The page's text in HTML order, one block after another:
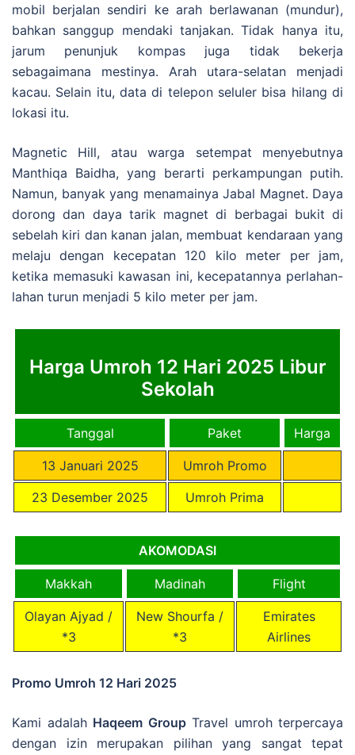
mobil berjalan sendiri ke arah berlawanan (mundur),
bahkan sanggup mendaki tanjakan. Tidak hanya itu,
jarum penunjuk kompas juga tidak bekerja
sebagaimana mestinya. Arah utara-selatan menjadi
kacau. Selain itu, data di telepon seluler bisa hilang di
lokasi itu.
Magnetic Hill, atau warga setempat menyebutnya
Manthiqa Baidha, yang berarti perkampungan putih.
Namun, banyak yang menamainya Jabal Magnet. Daya
dorong dan daya tarik magnet di berbagai bukit di
sebelah kiri dan kanan jalan, membuat kendaraan yang
melaju dengan kecepatan 120 kilo meter per jam,
ketika memasuki kawasan ini, kecepatannya perlahan-
lahan turun menjadi 5 kilo meter per jam.
Harga Umroh 12 Hari 2025 Libur
Sekolah
Tanggal Paket Harga
13 Januari 2025
Umroh Promo
23 Desember 2025
Umroh Prima
AKOMODASI
Makkah Madinah Flight
Olayan Ajyad /
*3
New Shourfa /
*3
Emirates
Airlines
Promo Umroh 12 Hari 2025
Kami adalah Haqeem GroupTravel umroh terpercaya
dengan izin merupakan pilihan yang sangat tepat